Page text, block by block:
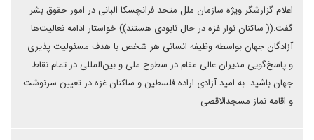
اعلام گزارشگر ویژه سازمان ملل متحد فرانچسکا البانی در امور حقوق بشر
گفت:(( ساکنان نوار غزه در حال نابودی هستند)) خواستار ادامه فعالیت‌ها
آزادگان جهان بواسطه وظیفه انسانی هر شخص با هدف مسئولیت پذیری
و پاسخ‌گویی مدیران عالی مقام در سطوح ملی و بین‌المللی در تمام نقاط
جهان باشید. به امید آزادی اراده فلسطین و ساکنان غزه در تعیین سرنوشت
و اقامه نماز مسجدالاقصی